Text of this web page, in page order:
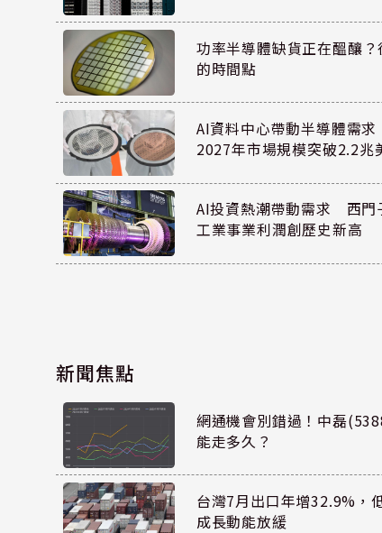
功率半導體缺貨正在醞釀
的時間點
AI資料中心帶動半導體需
2027年市場規模突破2.2兆
AI投資熱潮帶動需求 西門
工業事業利潤創歷史新高
新聞焦點
網通機會別錯過！中磊
能走多久？
台灣7月出口年增32.9%
成長動能放緩